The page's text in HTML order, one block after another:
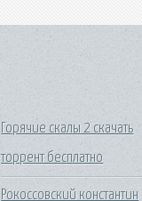
Горячие скалы 2 скачать
торрент бесплатно
Рокоссовский константин